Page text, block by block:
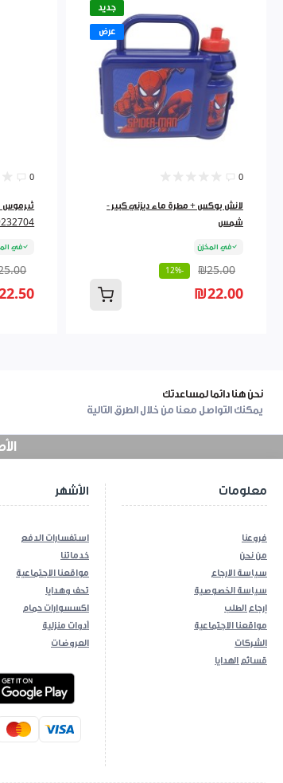
جديد
عرض
0
لانش بوكس + مطرة ماء ديزني كبير -
شمس
في المخزن
₪25.00
-12%
₪22.00
0
في
نحن هنا دائما لمساعدتك
يمكنك التواصل معنا من خلال الطرق التالية
الأشهر
استفسارات الدفع
خدماتنا
مواقعنا الاجتماعية
تحف وهدايا
اكسسوارات حمام
أدوات منزلية
العروضات
Android App
معلومات
فروعنا
من نحن
سياسة الارجاع
سياسة الخصوصية
إرجاع الطلب
مواقعنا الاجتماعية
الشركات
قسائم الهدايا